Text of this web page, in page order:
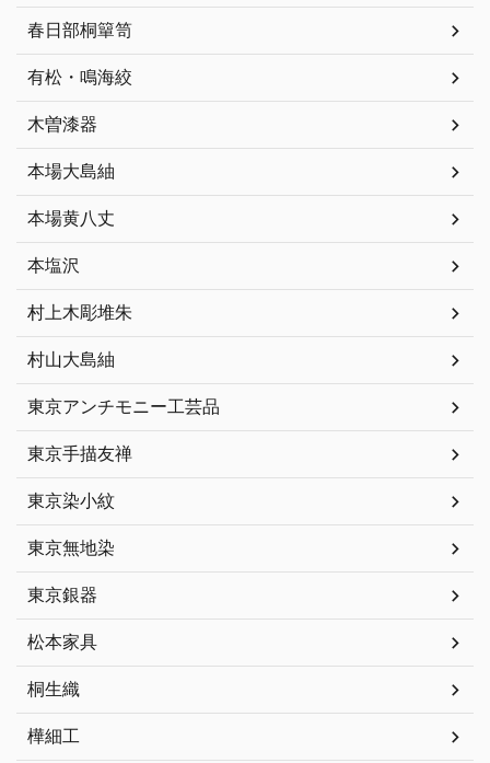
春日部桐簞笥
有松・鳴海絞
木曽漆器
本場大島紬
本場黄八丈
本塩沢
村上木彫堆朱
村山大島紬
東京アンチモニー工芸品
東京手描友禅
東京染小紋
東京無地染
東京銀器
松本家具
桐生織
樺細工